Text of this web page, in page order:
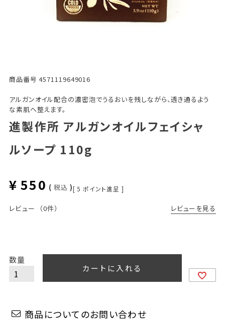
商品番号 4571119649016
アルガンオイル配合の濃密泡でうるおいを残しながら、透き通るよう
な素肌へ整えます。
進製作所 アルガンオイルフェイシャ
ルソープ 110g
¥ 550 税込 [ 5 ポイント進呈 ]
レビュー （0件） レビューを見る
カートに入れる
商品についてのお問い合わせ